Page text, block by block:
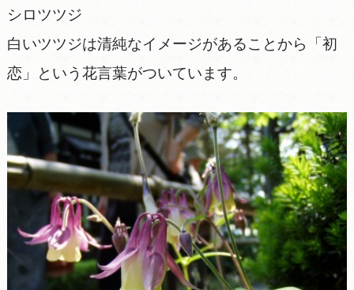
シロツツジ
白いツツジは清純なイメージがあることから「初
恋」という花言葉がついています。